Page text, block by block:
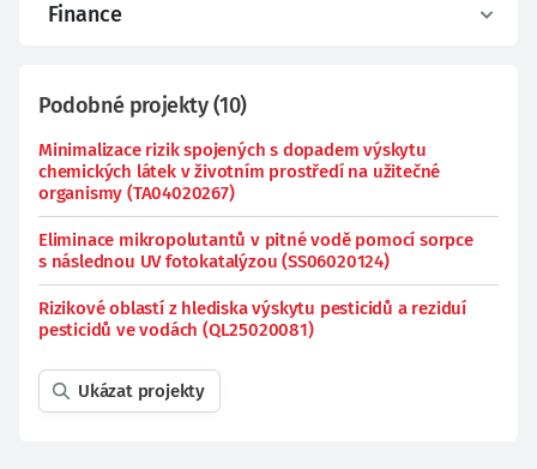
Finance
Podobné projekty(10)
Minimalizace rizik spojených s dopadem výskytu
chemických látek v životním prostředí na užitečné
organismy (TA04020267)
Eliminace mikropolutantů v pitné vodě pomocí sorpce
s následnou UV fotokatalýzou (SS06020124)
Rizikové oblastí z hlediska výskytu pesticidů a reziduí
pesticidů ve vodách (QL25020081)
Ukázat projekty